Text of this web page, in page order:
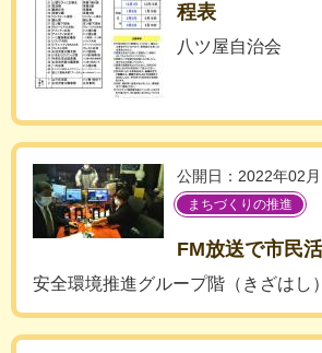
程表
八ツ屋自治会
公開日：2022年02
まちづくりの推進
FM放送で市民
安全環境推進グループ階（きざはし）